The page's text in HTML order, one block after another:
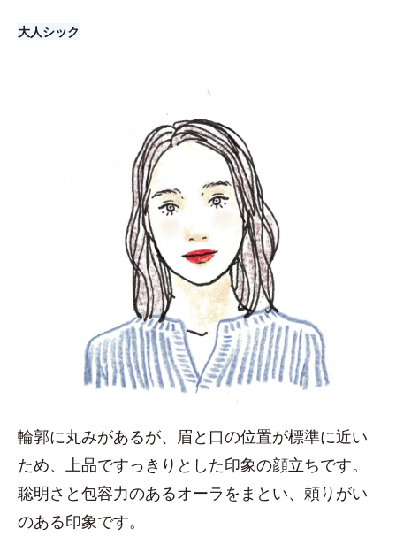
大人シック
輪郭に丸みがあるが、眉と口の位置が標準に近い
ため、上品ですっきりとした印象の顔立ちです。
聡明さと包容力のあるオーラをまとい、頼りがい
のある印象です。